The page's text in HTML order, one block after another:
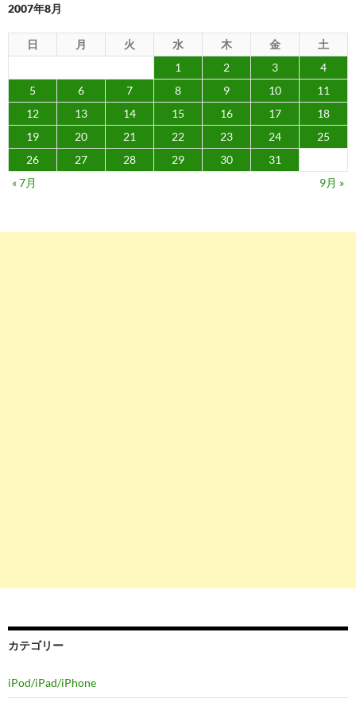
2007年8月
日 月 火 水 木 金
土
1
2 3
4
5
6 7 8 9 10
11
12
13 14 15 16 17
18
19
20 21 22 23 24
25
26
27 28 29 30
31
« 7月
9月 »
カテゴリー
iPod/iPad/iPhone